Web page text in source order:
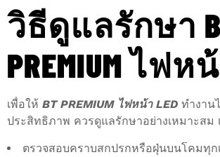
วิธีดูแลรักษา
PREMIUM ไฟห
เพื่อให้ BT PREMIUM ไฟหน้า LED ทำงาน
ประสิทธิภาพ ควรดูแลรักษาอย่างเหมาะสม
ตรวจสอบคราบสกปรกหรือฝุ่นบนโคมทุก